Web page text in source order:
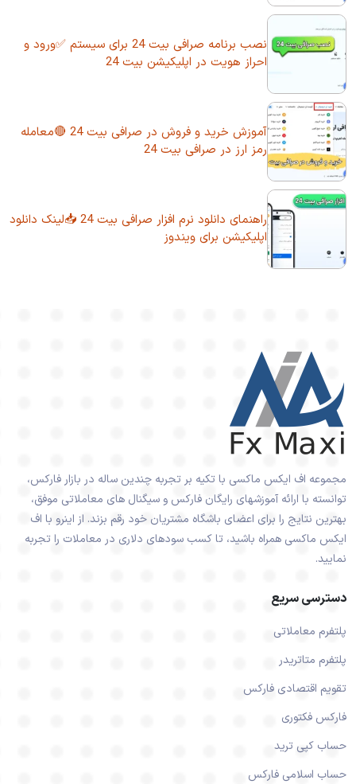
نصب برنامه صرافی بیت 24 برای سیستم ✅ورود و
احراز هویت در اپلیکیشن بیت 24
آموزش خرید و فروش در صرافی بیت 24 🔴معامله
رمز ارز در صرافی بیت 24
راهنمای دانلود نرم افزار صرافی بیت 24 📥لینک دانلود
اپلیکیشن برای ویندوز
مجموعه اف ایکس ماکسی با تکیه بر تجربه چندین ساله در بازار فارکس،
توانسته با ارائه آموزشهای رایگان فارکس و سیگنال های معاملاتی موفق،
بهترین نتایج را برای اعضای باشگاه مشتریان خود رقم بزند. از اینرو با اف
ایکس ماکسی همراه باشید، تا کسب سودهای دلاری در معاملات را تجربه
نمایید.
دسترسی سریع
پلتفرم معاملاتی
پلتفرم متاتریدر
تقویم اقتصادی فارکس
فارکس فکتوری
حساب کپی ترید
حساب اسلامی فارکس